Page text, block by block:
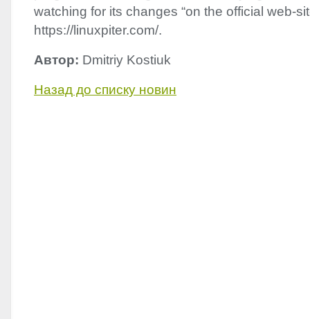
watching for its changes “on the official web-
https://linuxpiter.com/.
Автор: Dmitriy Kostiuk
Назад до списку новин